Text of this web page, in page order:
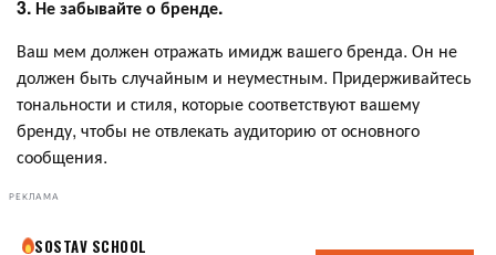
3. Не забывайте о бренде.
Ваш мем должен отражать имидж вашего бренда. Он не
должен быть случайным и неуместным. Придерживайтесь
тональности и стиля, которые соответствуют вашему
бренду, чтобы не отвлекать аудиторию от основного
сообщения.
РЕКЛАМА